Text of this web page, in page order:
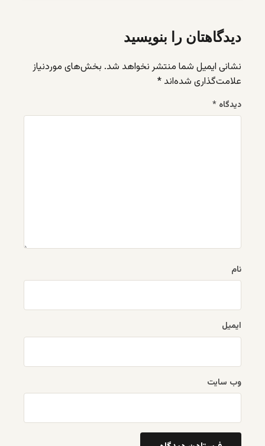
دیدگاهتان را بنویسید
نشانی ایمیل شما منتشر نخواهد شد. بخش‌های موردنیاز
علامت‌گذاری شده‌اند *
دیدگاه *
نام
ایمیل
وب‌ سایت